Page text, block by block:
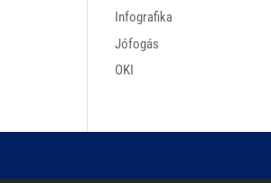
Infografika
Jófogás
OKI